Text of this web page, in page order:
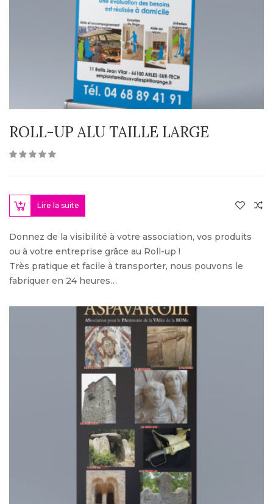
ROLL-UP ALU TAILLE LARGE
Lire la suite
Donnez de la visibilité à votre association, vos produits
ou à votre entreprise grâce au Roll-up !
Très pratique et facile à transporter, nous pouvons le
fabriquer en 24 heures…